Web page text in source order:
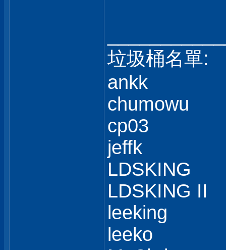
垃圾桶名單:
ankk
chumowu
cp03
jeffk
LDSKING
LDSKING II
leeking
leeko